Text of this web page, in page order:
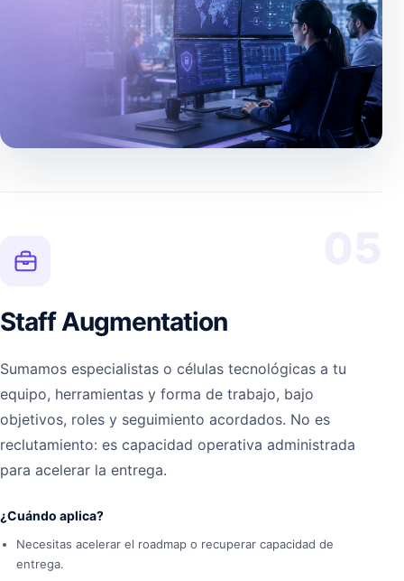
Staff Augmentation
Sumamos especialistas o células tecnológicas a tu
equipo, herramientas y forma de trabajo, bajo
objetivos, roles y seguimiento acordados. No es
reclutamiento: es capacidad operativa administrada
para acelerar la entrega.
¿Cuándo aplica?
Necesitas acelerar el roadmap o recuperar capacidad de
entrega.